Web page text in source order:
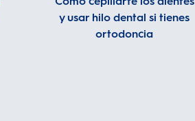
y usar hilo dental si tienes
ortodoncia